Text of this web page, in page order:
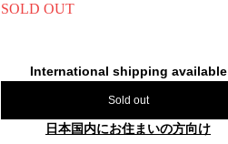
SOLD OUT
International shipping available
Sold out
日本国内にお住まいの方向け